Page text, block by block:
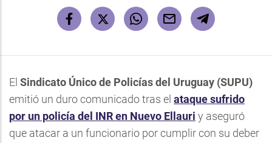
El Sindicato Único de Policías del Uruguay (SUPU)
emitió un duro comunicado tras el ataque sufrido
por un policía del INR en Nuevo Ellauri y aseguró
que atacar a un funcionario por cumplir con su deber